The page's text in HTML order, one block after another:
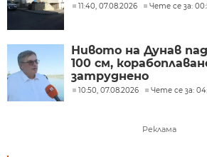
11:40, 07.08.2026 Чете се за:
Нивото на Дунав
100 см,
затруднено
10:50, 07.08.2026 Чете се за:
Реклама